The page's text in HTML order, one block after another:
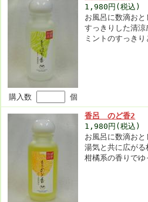
購入数 個
1,980円(税込)
お風呂に数滴おと
すっきりした清涼
ミントのすっき
香呂 のど香2
1,980円(税込)
お風呂に数滴おと
湯気と共に広がる
柑橘系の香りでゆ